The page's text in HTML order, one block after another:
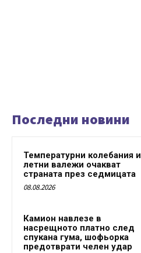
Последни новини
Температурни колебания и
летни валежи очакват
страната през седмицата
08.08.2026
Камион навлезе в
насрещното платно след
спукана гума, шофьорка
предотврати челен удар